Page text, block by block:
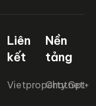
Liên
kết
Vietproperty.net+
Nền
tảng
ChatGpt